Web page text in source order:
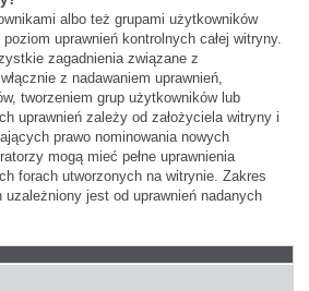
albo też grupami użytkowników
uprawnień kontrolnych całej witryny.
zagadnienia związane z
z nadawaniem uprawnień,
tworzeniem grup użytkowników lub
uprawnień zależy od założyciela witryny i
prawo nominowania nowych
mogą mieć pełne uprawnienia
forach utworzonych na witrynie. Zakres
uzależniony jest od uprawnień nadanych